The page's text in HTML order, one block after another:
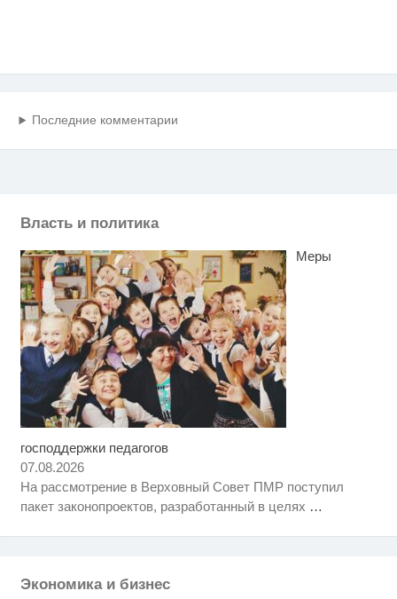
Последние комментарии
Власть и политика
Меры
господдержки педагогов
07.08.2026
На рассмотрение в Верховный Совет ПМР поступил
пакет законопроектов, разработанный в целях …
Экономика и бизнес
Ролик длится несколько секунд,
Этот танец невесты оставит вас
без слов! Пересмотрела 10 раз
жена и дочь